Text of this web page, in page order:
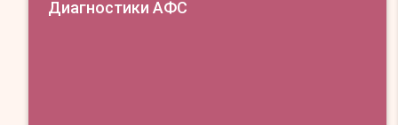
Диагностики АФС